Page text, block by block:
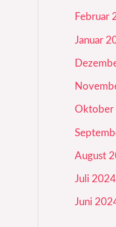
Februar
Januar
Oktober
August
Juli 2024
Juni